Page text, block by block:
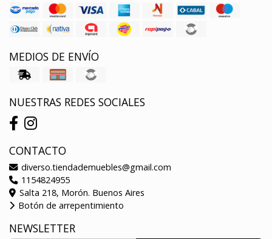
MEDIOS DE ENVÍO
NUESTRAS REDES SOCIALES
CONTACTO
diverso.tiendademuebles@gmail.com
1154824955
Salta 218, Morón. Buenos Aires
Botón de arrepentimiento
NEWSLETTER